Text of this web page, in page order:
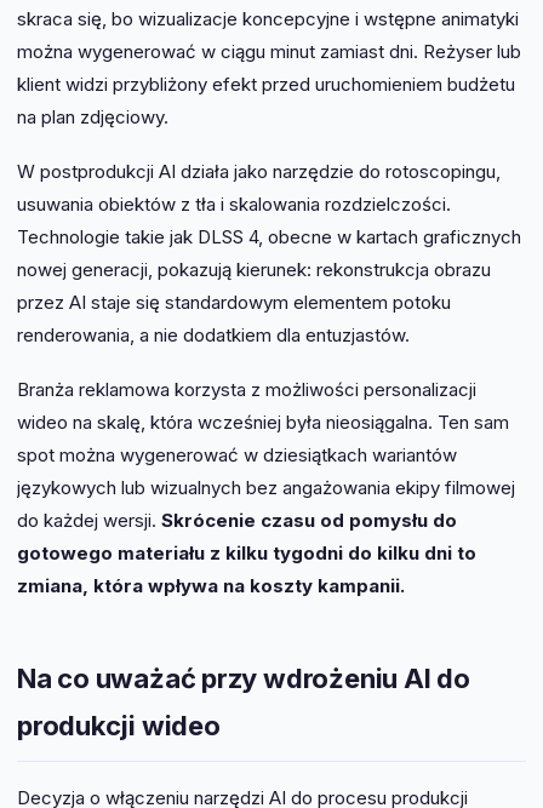
skraca się, bo wizualizacje koncepcyjne i wstępne animatyki
można wygenerować w ciągu minut zamiast dni. Reżyser lub
klient widzi przybliżony efekt przed uruchomieniem budżetu
na plan zdjęciowy.
W postprodukcji AI działa jako narzędzie do rotoscopingu,
usuwania obiektów z tła i skalowania rozdzielczości.
Technologie takie jak DLSS 4, obecne w kartach graficznych
nowej generacji, pokazują kierunek: rekonstrukcja obrazu
przez AI staje się standardowym elementem potoku
renderowania, a nie dodatkiem dla entuzjastów.
Branża reklamowa korzysta z możliwości personalizacji
wideo na skalę, która wcześniej była nieosiągalna. Ten sam
spot można wygenerować w dziesiątkach wariantów
językowych lub wizualnych bez angażowania ekipy filmowej
do każdej wersji. Skrócenie czasu od pomysłu do
gotowego materiału z kilku tygodni do kilku dni to
zmiana, która wpływa na koszty kampanii.
Na co uważać przy wdrożeniu AI do
produkcji wideo
Decyzja o włączeniu narzędzi AI do procesu produkcji